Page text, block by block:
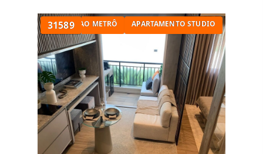
31589
STUDIO PRÓXIMO AO METRÔ APARTAMENTO STUDIO